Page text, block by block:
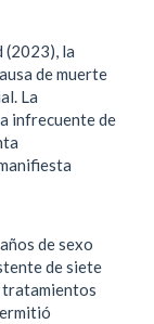
(2023), la
de muerte
La
infrecuente de
de sexo
de siete
tratamientos